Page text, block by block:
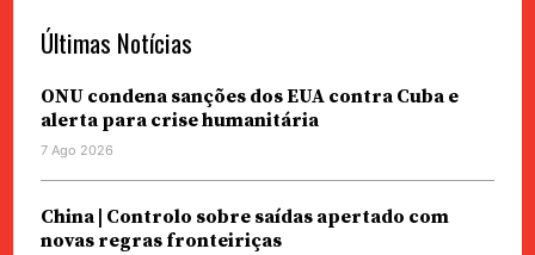
Últimas Notícias
ONU condena sanções dos EUA contra Cuba e
alerta para crise humanitária
7 Ago 2026
China | Controlo sobre saídas apertado com
novas regras fronteiriças